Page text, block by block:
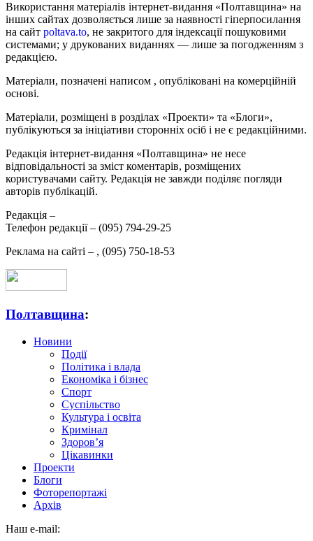
Використання матеріалів інтернет-видання «Полтавщина» на
інших сайтах дозволяється лише за наявності гіперпосилання
на сайт poltava.to, не закритого для індексації пошуковими
системами; у друкованих виданнях — лише за погодженням з
редакцією.
Матеріали, позначені написом , опубліковані на комерційній
основі.
Матеріали, розміщені в розділах «Проекти» та «Блоги»,
публікуються за ініціативи сторонніх осіб і не є редакційними.
Редакція інтернет-видання «Полтавщина» не несе
відповідальності за зміст коментарів, розміщених
користувачами сайту. Редакція не завжди поділяє погляди
авторів публікацій.
Редакція –
Телефон редакції – (095) 794-29-25
Реклама на сайті – , (095) 750-18-53
Полтавщина:
Новини
Події
Політика і влада
Економіка і бізнес
Спорт
Суспільство
Культура і освіта
Кримінал
Здоров’я
Цікавинки
Проекти
Блоги
Фоторепортажі
Архів
Наш e-mail: